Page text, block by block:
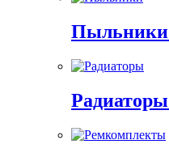
Пыльники
Радиаторы